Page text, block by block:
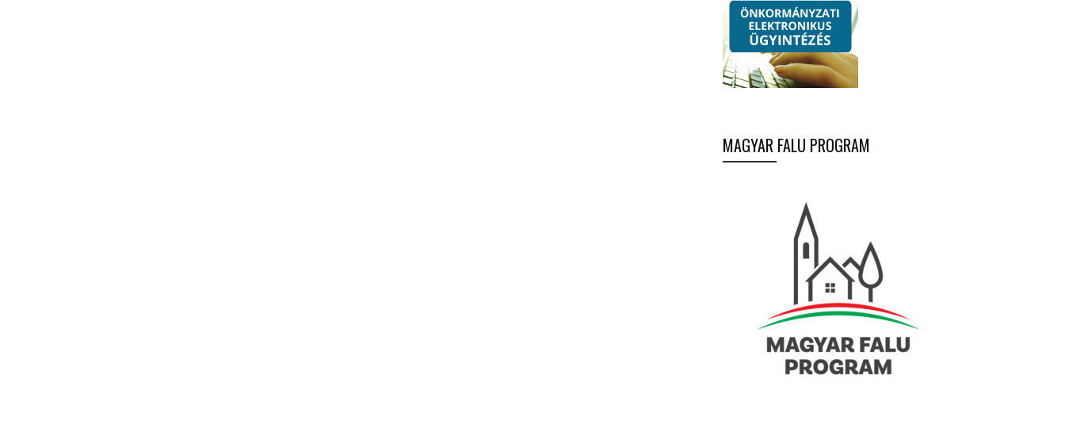
MAGYAR FALU PROGRAM